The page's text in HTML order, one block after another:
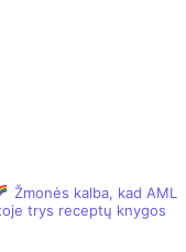
Žmonės kalba, kad AML
trys receptų knygos